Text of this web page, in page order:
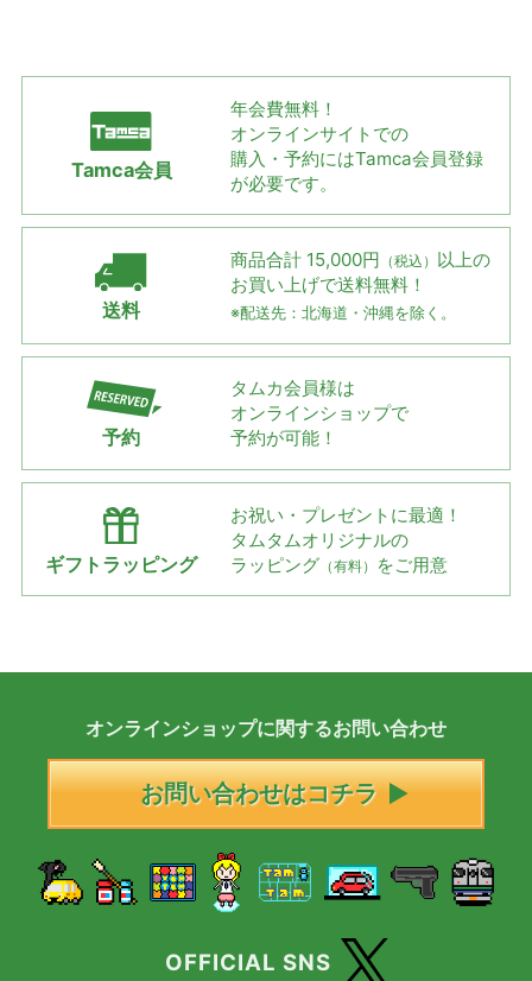
Tamca会員
年会費無料！
オンラインサイトでの
購入・予約にはTamca会員登録
が必要です。
送料
商品合計 15,000円 （税込） 以上の
お買い上げで送料無料！
※配送先：北海道・沖縄を除く。
予約
タムカ会員様は
オンラインショップで
予約が可能！
ギフトラッピング
お祝い・プレゼントに最適！
タムタムオリジナルの
ラッピング （有料） をご用意
オンラインショップに関するお問い合わせ
お問い合わせはコチラ
OFFICIAL SNS